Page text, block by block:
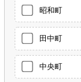
昭和町
田中町
中央町